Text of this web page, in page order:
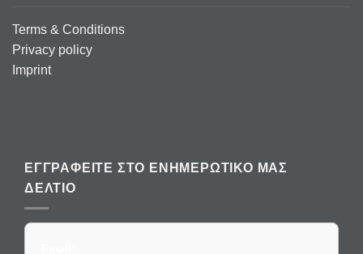
Terms & Conditions
Privacy policy
Imprint
ΕΓΓΡΑΦΕΊΤΕ ΣΤΟ ΕΝΗΜΕΡΩΤΙΚΌ ΜΑΣ
ΔΕΛΤΊΟ